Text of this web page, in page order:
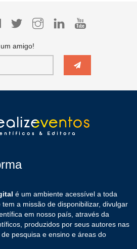
amigo!
é um ambiente acessível a toda
a missão de disponibilizar, divulgar
em nosso país, através da
produzidos por seus autores nas
pesquisa e ensino e áreas do